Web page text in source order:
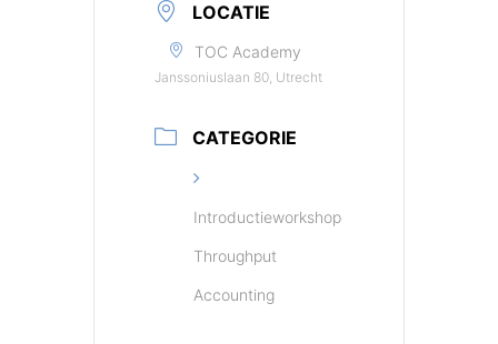
LOCATIE
TOC Academy
Janssoniuslaan 80, Utrecht
CATEGORIE
Introductieworkshop
Throughput
Accounting